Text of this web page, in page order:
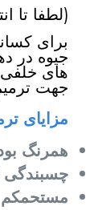
(لطفا تا
برای
جیوه در
های
جهت
مزایای
همرنگ
چسبندگی
مستحمکم